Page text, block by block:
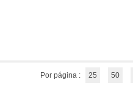
Por página : 25 50